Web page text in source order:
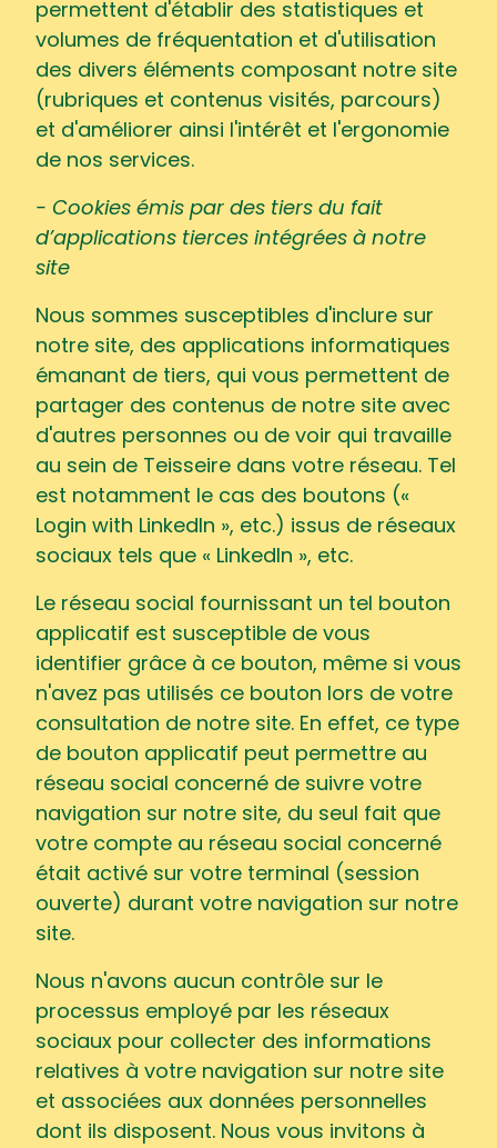
permettent d'établir des statistiques et
volumes de fréquentation et d'utilisation
des divers éléments composant notre site
(rubriques et contenus visités, parcours)
et d'améliorer ainsi l'intérêt et l'ergonomie
de nos services.
- Cookies émis par des tiers du fait
d’applications tierces intégrées à notre
site
Nous sommes susceptibles d'inclure sur
notre site, des applications informatiques
émanant de tiers, qui vous permettent de
partager des contenus de notre site avec
d'autres personnes ou de voir qui travaille
au sein de Teisseire dans votre réseau. Tel
est notamment le cas des boutons («
Login with LinkedIn », etc.) issus de réseaux
sociaux tels que « LinkedIn », etc.
Le réseau social fournissant un tel bouton
applicatif est susceptible de vous
identifier grâce à ce bouton, même si vous
n'avez pas utilisés ce bouton lors de votre
consultation de notre site. En effet, ce type
de bouton applicatif peut permettre au
réseau social concerné de suivre votre
navigation sur notre site, du seul fait que
votre compte au réseau social concerné
était activé sur votre terminal (session
ouverte) durant votre navigation sur notre
site.
Nous n'avons aucun contrôle sur le
processus employé par les réseaux
sociaux pour collecter des informations
relatives à votre navigation sur notre site
et associées aux données personnelles
dont ils disposent. Nous vous invitons à